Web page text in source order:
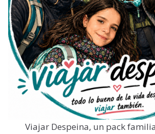
Viajar Despeina, un pack